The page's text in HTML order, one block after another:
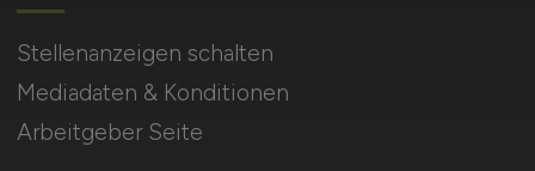
Stellenanzeigen schalten
Mediadaten & Konditionen
Arbeitgeber Seite